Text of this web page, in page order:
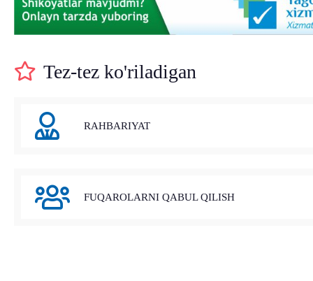
Tez-tez ko'riladigan
RAHBARIYAT
FUQAROLARNI QABUL QILISH